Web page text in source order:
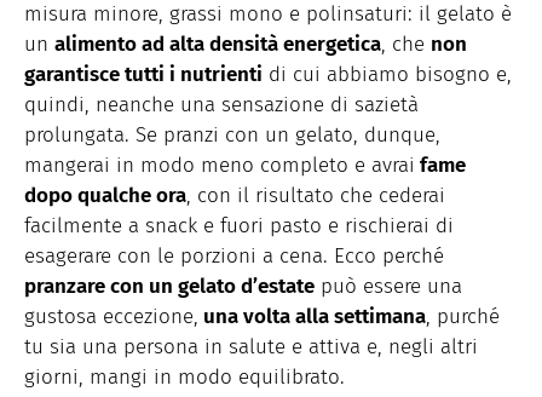
misura minore, grassi mono e polinsaturi: il gelato è
un alimento ad alta densità energetica, che non
garantisce tutti i nutrienti di cui abbiamo bisogno e,
quindi, neanche una sensazione di sazietà
prolungata. Se pranzi con un gelato, dunque,
mangerai in modo meno completo e avrai fame
dopo qualche ora, con il risultato che cederai
facilmente a snack e fuori pasto e rischierai di
esagerare con le porzioni a cena. Ecco perché
pranzare con un gelato d’estate può essere una
gustosa eccezione, una volta alla settimana, purché
tu sia una persona in salute e attiva e, negli altri
giorni, mangi in modo equilibrato.